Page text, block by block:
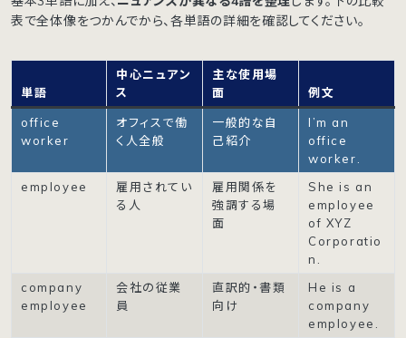
表で全体像をつかんでから、各単語の詳細を確認してください。
単語
中心ニュアン
ス
主な使用場
面
例文
office
worker
オフィスで働
く人全般
一般的な自
己紹介
I’m an
office
worker.
employee
雇用されてい
る人
雇用関係を
強調する場
面
She is an
employee
of XYZ
Corporatio
n.
company
employee
会社の従業
員
直訳的・書類
向け
He is a
company
employee.